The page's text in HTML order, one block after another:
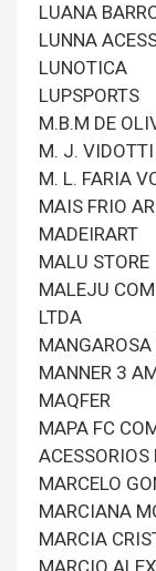
LUANA
LUNNA
LUNOTICA
LUPSPORTS
M.B.M DE
M. J. VIDOTTI
M. L. FARIA
MAIS FRIO
MADEIRART
MALU STORE
MALEJU
LTDA
MANGAROSA
MANNER 3
MAQFER
MAPA FC
ACESSORIOS
MARCELO
MARCIANA
MARCIA